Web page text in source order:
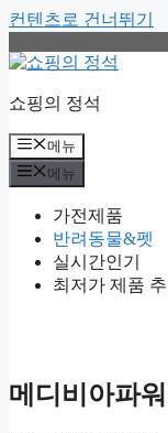
컨텐츠로 건너뛰기
쇼핑의 정석
메뉴
메뉴
가전제품
반려동물&펫
실시간인기
최저가 제품 추
메디비아파